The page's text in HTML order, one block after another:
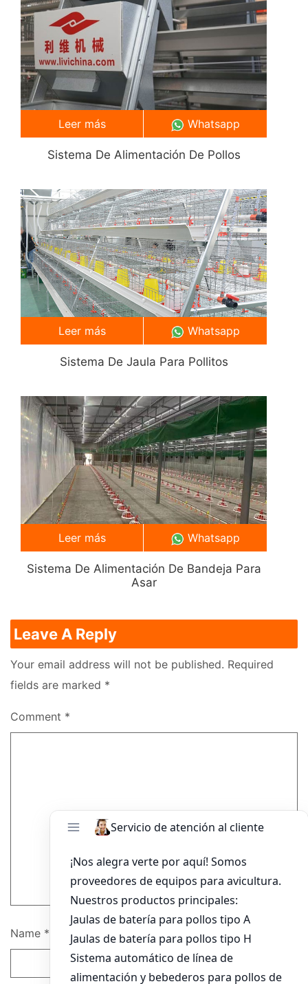
Sistema De Alimentación De Pollos
Leer más Whatsapp
Sistema De Jaula Para Pollitos
Leer más Whatsapp
Sistema De Alimentación De Bandeja Para
Asar
Leer más Whatsapp
Leave A Reply
Your email address will not be published. Required
fields are marked *
Comment *
Name *